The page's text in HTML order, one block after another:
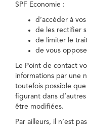
SPF Economie :
d’accéder à
de les rectifier
de limiter le
de vous
Le Point de contact
informations par une
toutefois possible
figurant dans
être modifiées.
Par ailleurs, il n’est